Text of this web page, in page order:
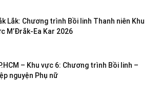
Lắk: Chương trình Bồi linh Thanh niên Khu
M’Đrắk-Ea Kar 2026
– Khu vực 6: Chương trình Bồi linh –
nguyện Phụ nữ